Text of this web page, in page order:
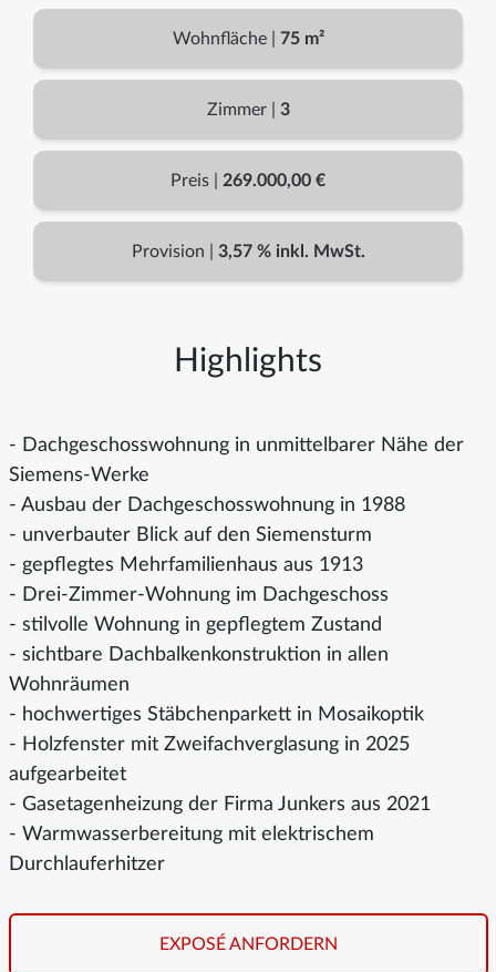
Wohnfläche | 75 m²
Zimmer | 3
Preis | 269.000,00 €
Provision | 3,57 % inkl. MwSt.
Highlights
- Dachgeschosswohnung in unmittelbarer Nähe der
Siemens-Werke
- Ausbau der Dachgeschosswohnung in 1988
- unverbauter Blick auf den Siemensturm
- gepflegtes Mehrfamilienhaus aus 1913
- Drei-Zimmer-Wohnung im Dachgeschoss
- stilvolle Wohnung in gepflegtem Zustand
- sichtbare Dachbalkenkonstruktion in allen
Wohnräumen
- hochwertiges Stäbchenparkett in Mosaikoptik
- Holzfenster mit Zweifachverglasung in 2025
aufgearbeitet
- Gasetagenheizung der Firma Junkers aus 2021
- Warmwasserbereitung mit elektrischem
Durchlauferhitzer
EXPOSÉ ANFORDERN